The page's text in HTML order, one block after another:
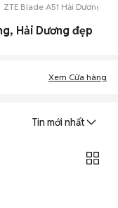
ZTE Blade A51 Hải Dương
Hải Dương đẹp
Xem Cửa hàng
Tin mới nhất